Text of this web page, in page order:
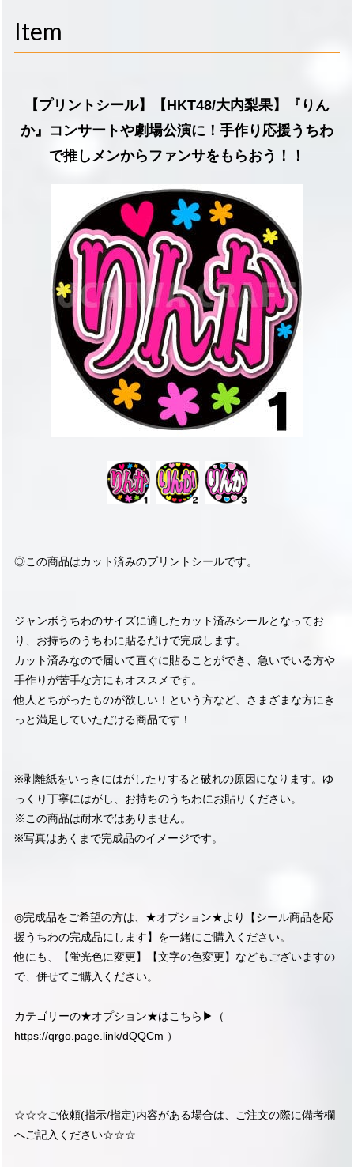
Item
【プリントシール】【HKT48/大内梨果】『りん
か』コンサートや劇場公演に！手作り応援うちわ
で推しメンからファンサをもらおう！！
◎この商品はカット済みのプリントシールです。
ジャンボうちわのサイズに適したカット済みシールとなってお
り、お持ちのうちわに貼るだけで完成します。
カット済みなので届いて直ぐに貼ることができ、急いでいる方や
手作りが苦手な方にもオススメです。
他人とちがったものが欲しい！という方など、さまざまな方にき
っと満足していただける商品です！
※剥離紙をいっきにはがしたりすると破れの原因になります。ゆ
っくり丁寧にはがし、お持ちのうちわにお貼りください。
※この商品は耐水ではありません。
※写真はあくまで完成品のイメージです。
◎完成品をご希望の方は、★オプション★より【シール商品を応
援うちわの完成品にします】を一緒にご購入ください。
他にも、【蛍光色に変更】【文字の色変更】などもございますの
で、併せてご購入ください。
カテゴリーの★オプション★はこちら▶︎（
https://qrgo.page.link/dQQCm ）
☆☆☆ご依頼(指示/指定)内容がある場合は、ご注文の際に備考欄
へご記入ください☆☆☆